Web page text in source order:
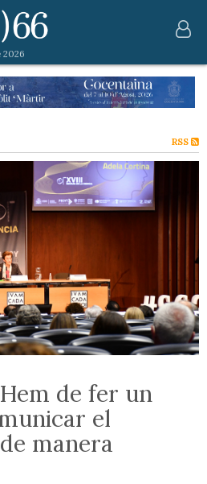
2026
RSS
de fer un
el
manera